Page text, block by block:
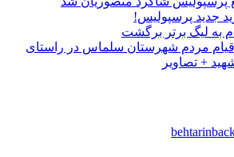
جدید پرسپولیس!
به لیگ برتر برگشت
قیام مردم شهرستان سلماس در راستای
+ تصاویر